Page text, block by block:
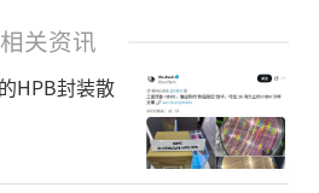
相关资讯
HPB封装散